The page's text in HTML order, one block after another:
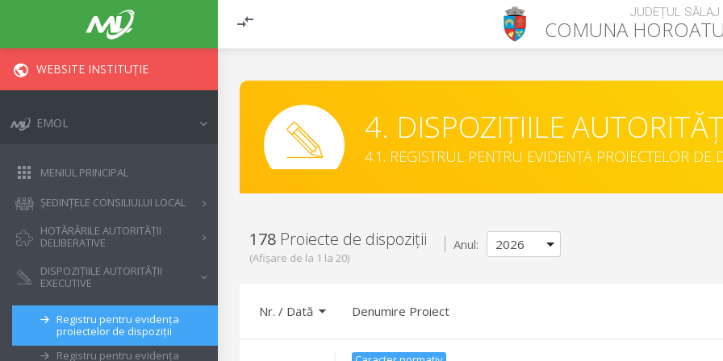
JUDEȚUL SĂLAJ
COMUNA
WEBSITE INSTITUȚIE
EMOL
MENIUL PRINCIPAL
ȘEDINȚELE CONSILIULUI LOCAL
HOTĂRÂRILE AUTORITĂȚII
DELIBERATIVE
DISPOZIȚIILE AUTORITĂȚII
EXECUTIVE
Registru pentru evidența
proiectelor de dispoziții
Registru pentru evidența
4. DISPOZIȚIILE
4.1. REGISTRUL PENTRU EVIDENȚA PROIECTELOR DE
178 Proiecte de dispoziții
(Afișare de la 1 la 20)
Anul:
Nr. / Dată Denumire Proiect